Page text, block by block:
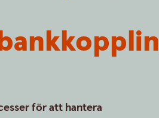
för att hantera